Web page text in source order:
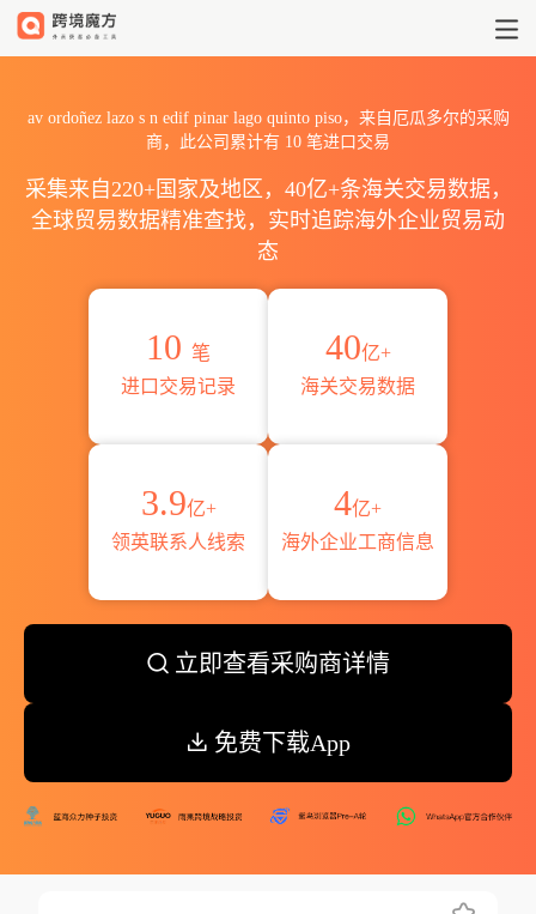
av ordoñez lazo s n edif pinar lago quinto piso，来自厄瓜多尔的采购
商，此公司累计有 10 笔进口交易
采集来自220+国家及地区，40亿+条海关交易数据，
全球贸易数据精准查找，实时追踪海外企业贸易动
态
10 笔
进口交易记录
40亿+
海关交易数据
3.9亿+
领英联系人线索
4亿+
海外企业工商信息
立即查看采购商详情
免费下载App